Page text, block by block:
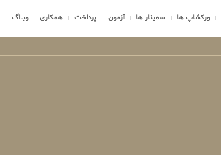
ورکشاپ ها سمینار ها آزمون پرداخت همکاری وبلاگ